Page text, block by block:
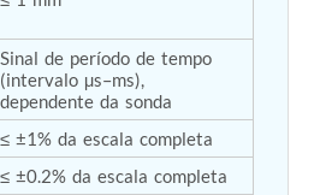
Nitrogen Service Cart
Test Rig
Load Bank (Air-Cooled &
Pump / Motor Test Bench
and-Control Carrier
Sinal de período de tempo
(intervalo µs–ms),
dependente da sonda
≤ ±1% da escala completa
≤ ±0.2% da escala completa